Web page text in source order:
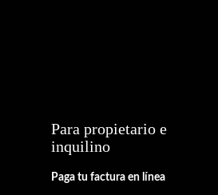
Para propietario e
inquilino
Paga tu factura en línea